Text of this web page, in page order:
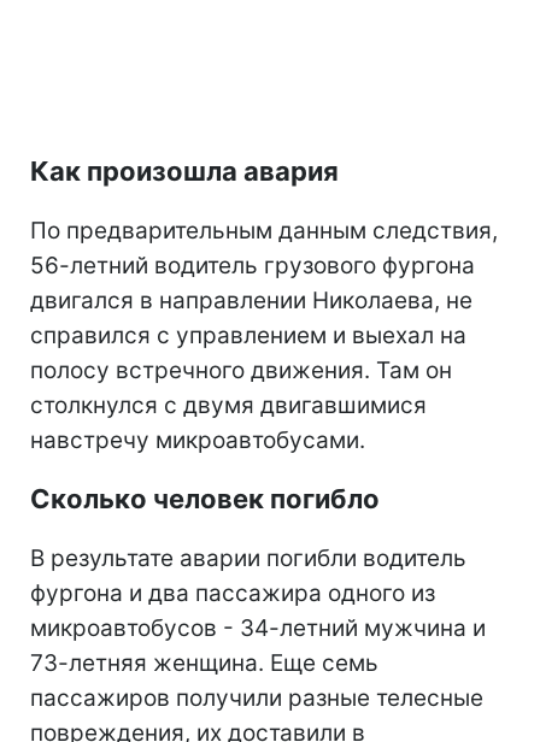
Как произошла авария
По предварительным данным следствия,
56-летний водитель грузового фургона
двигался в направлении Николаева, не
справился с управлением и выехал на
полосу встречного движения. Там он
столкнулся с двумя двигавшимися
навстречу микроавтобусами.
Сколько человек погибло
В результате аварии погибли водитель
фургона и два пассажира одного из
микроавтобусов - 34-летний мужчина и
73-летняя женщина. Еще семь
пассажиров получили разные телесные
повреждения, их доставили в